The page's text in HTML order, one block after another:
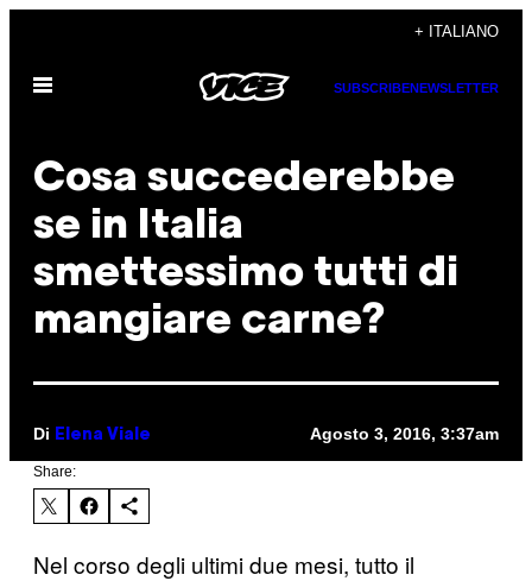
contenuto
+ ITALIANO
Apri
SUBSCRIBENEWSLETTER
Cosa succederebbe
se in Italia
smettessimo tutti di
mangiare carne?
Di Elena Viale Agosto 3, 2016, 3:37am
Share:
Nel corso degli ultimi due mesi, tutto il